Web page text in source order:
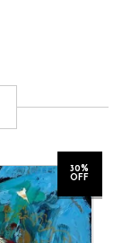
30%
OFF